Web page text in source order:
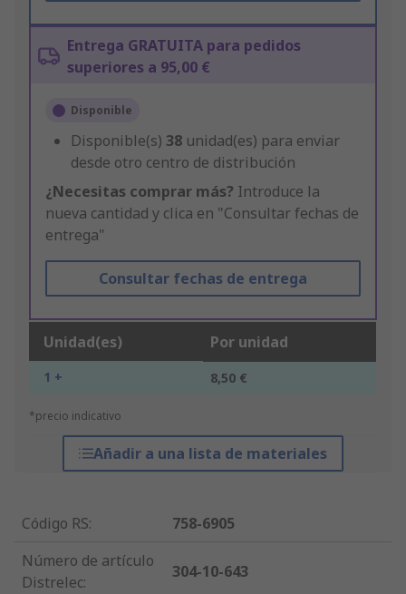
Entrega GRATUITA para pedidos
superiores a 95,00 €
Disponible
Disponible(s) 38 unidad(es) para enviar
desde otro centro de distribución
¿Necesitas comprar más? Introduce la
nueva cantidad y clica en "Consultar fechas de
entrega"
Consultar fechas de entrega
Unidad(es) Por unidad
1 + 8,50 €
*precio indicativo
Añadir a una lista de materiales
Código RS:
758-6905
Número de artículo
Distrelec:
304-10-643